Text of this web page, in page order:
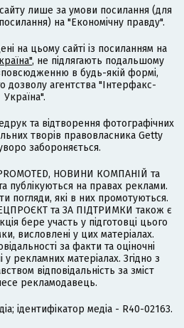
лише за умови посилання (для
на "Економічну правду".
на цьому сайті із посиланням на
, не підлягають подальшому
в будь-якій формі,
дозволу агентства "Інтерфакс-
Україна".
та відтворення фотографічних
творів правовласника Getty
забороняється.
НОВИНИ КОМПАНІЙ та
публікуються на правах реклами.
погляди, які в них промотуються.
та ЗА ПІДТРИМКИ також є
бере участь у підготовці цього
висловлені у цих матеріалах.
за факти та оціночні
рекламних матеріалах. Згідно з
відповідальність за зміст
рекламодавець.
ідентифікатор медіа - R40-02163.